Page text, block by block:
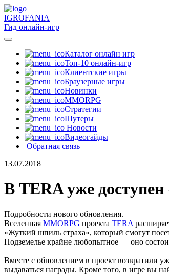
IGROFANIA
Гид онлайн-игр
Каталог онлайн игр
Топ-10 онлайн-игр
Клиентские игры
Браузерные игры
Новинки
MMORPG
Стратегии
Шутеры
Новости
Видеогайды
Обратная связь
13.07.2018
В TERA уже
Подробности нового обновления.
Вселенная MMORPG проекта TERA
«Жуткий шпиль страха», который смогут
Подземелье крайне любопытное — оно
Вместе с обновлением в проект возвратили
выдаваться награды. Кроме того, в игре вы